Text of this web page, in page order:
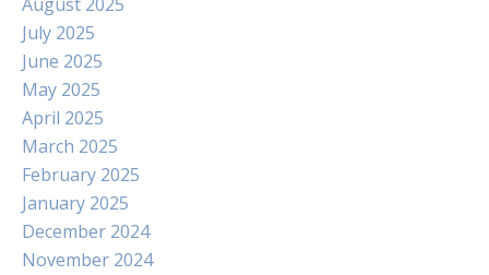
July 2025
June 2025
May 2025
April 2025
March 2025
February 2025
January 2025
December 2024
November 2024